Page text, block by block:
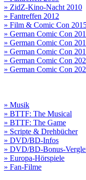
» ZidZ-Kino-Nacht 2010
» Fantreffen 2012
» Film & Comic Con
» German Comic Con
» German Comic Con
» German Comic Con
» German Comic Con
» German Comic Con
» Musik
» BTTF: The Musical
» BTTF: The Game
» Scripte & Drehbücher
» DVD/BD-Infos
» DVD/BD-Bonus-
» Europa-Hörspiele
» Fan-Filme